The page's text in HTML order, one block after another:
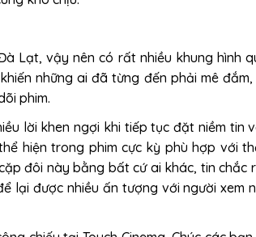
Lạt, vậy nên có rất nhiều khung hình
những ai đã từng đến phải mê đắm,
phim.
lời khen ngợi khi tiếp tục đặt niềm tin
hiện trong phim cực kỳ phù hợp với
đôi này bằng bất cứ ai khác, tin chắc
lại được nhiều ấn tượng với người xem